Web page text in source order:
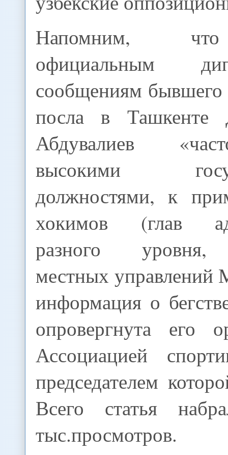
Напомним,
официальным
сообщениям бывшего
посла в Ташкенте
Абдувалиев
высокими
должностями, к
хокимов (глав
разного уровня,
местных
информация о
опровергнута его
Ассоциацией
председателем
Всего статья
тыс.просмотров.